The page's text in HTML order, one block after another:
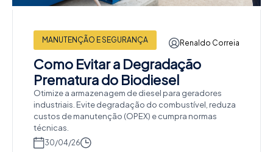
MANUTENÇÃO E SEGURANÇA Renaldo Correia
Como Evitar a Degradação
Prematura do Biodiesel
Otimize a armazenagem de diesel para geradores
industriais. Evite degradação do combustível, reduza
custos de manutenção (OPEX) e cumpra normas
técnicas.
30/04/26